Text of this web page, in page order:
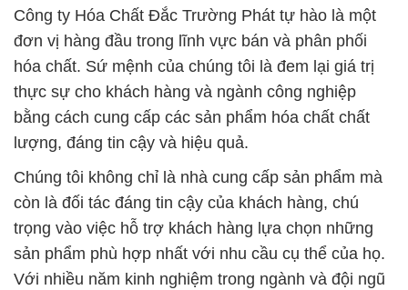
Công ty Hóa Chất Đắc Trường Phát tự hào là một
đơn vị hàng đầu trong lĩnh vực bán và phân phối
hóa chất. Sứ mệnh của chúng tôi là đem lại giá trị
thực sự cho khách hàng và ngành công nghiệp
bằng cách cung cấp các sản phẩm hóa chất chất
lượng, đáng tin cậy và hiệu quả.
Chúng tôi không chỉ là nhà cung cấp sản phẩm mà
còn là đối tác đáng tin cậy của khách hàng, chú
trọng vào việc hỗ trợ khách hàng lựa chọn những
sản phẩm phù hợp nhất với nhu cầu cụ thể của họ.
Với nhiều năm kinh nghiệm trong ngành và đội ngũ